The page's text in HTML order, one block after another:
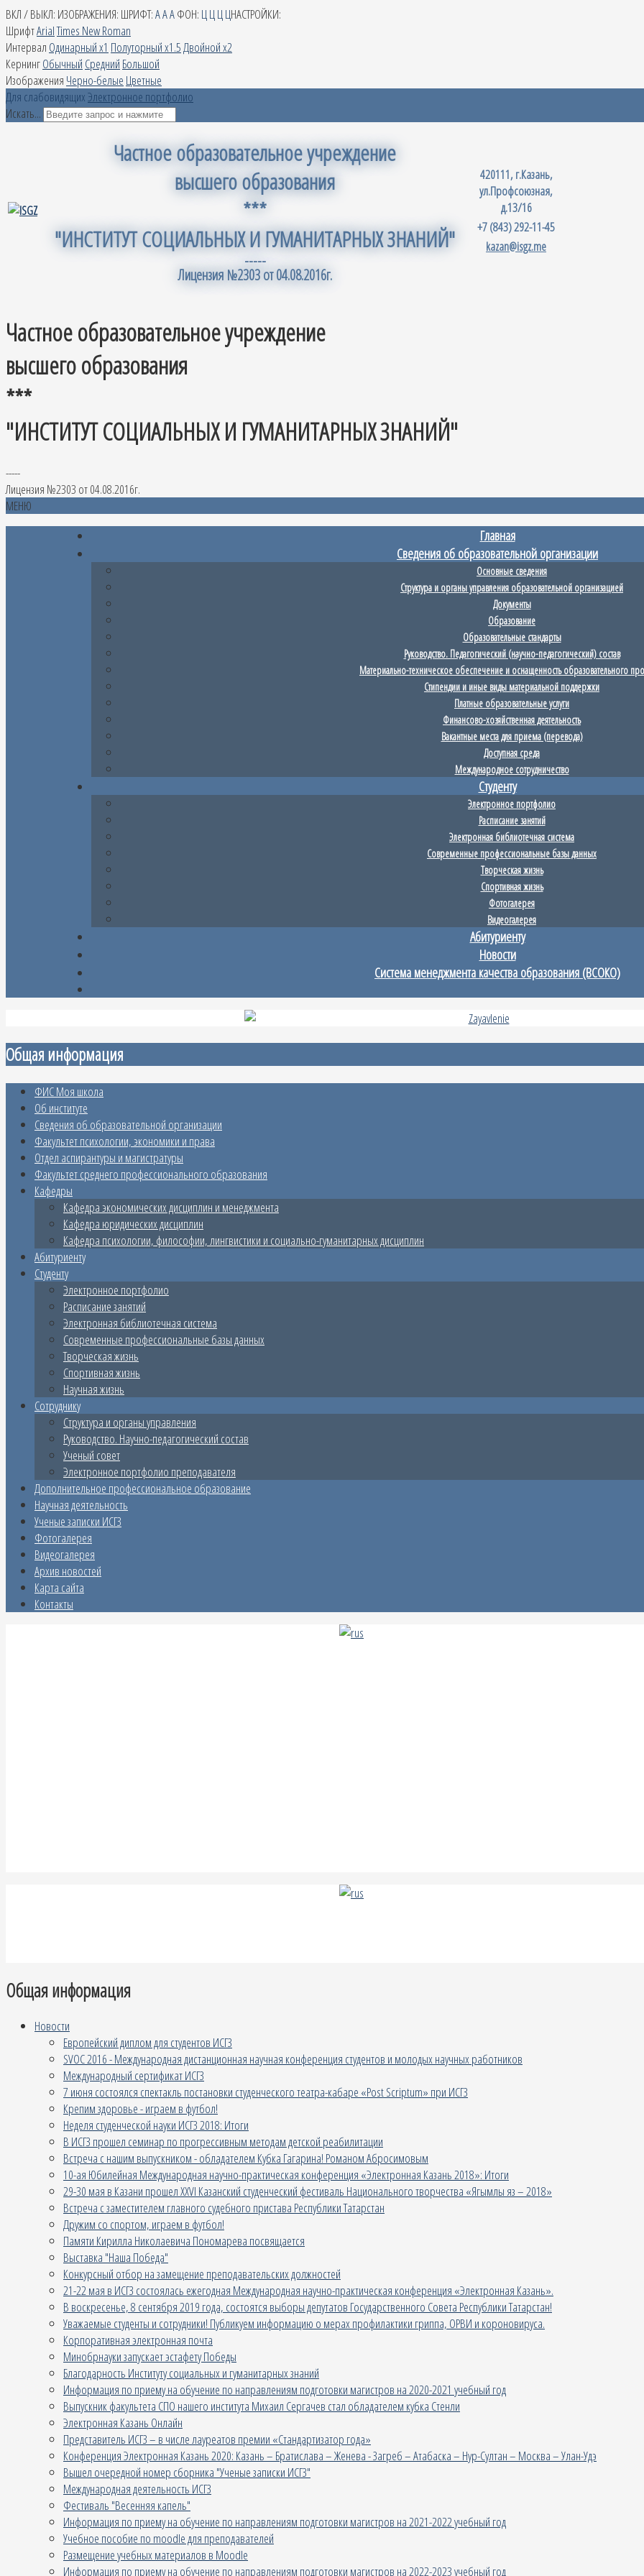
ВКЛ / ВЫКЛ: ИЗОБРАЖЕНИЯ: ШРИФТ:AAAФОН: ЦЦЦЦНАСТРОЙКИ:
ШрифтArialTimes New Roman
Интервал Одинарный х1 Полуторный х1.5Двойной х2
КернингОбычный Средний Большой
Изображения Черно-белые Цветные
Для слабовидящихЭлектронное портфолио
Искать...
Частное образовательное учреждение
высшего образования
***
"ИНСТИТУТ СОЦИАЛЬНЫХ И ГУМАНИТАРНЫХ ЗНАНИЙ"
-----
Лицензия №2303 от 04.08.2016г.
420111, г.Казань,
ул.Профсоюзная,
д.13/16
+7 (843) 292-11-45
kazan@isgz.me
Частное образовательное учреждение
высшего образования
***
"ИНСТИТУТ СОЦИАЛЬНЫХ И ГУМАНИТАРНЫХ ЗНАНИЙ"
-----
Лицензия №2303 от 04.08.2016г.
МЕНЮ
Главная
Сведения об образовательной организации
Основные сведения
Структура и органы управления образовательной организацией
Документы
Образование
Образовательные стандарты
Руководство. Педагогический (научно-педагогический) состав
Материально-техническое обеспечение и оснащенность образовательного
Стипендии и иные виды материальной поддержки
Платные образовательные услуги
Финансово-хозяйственная деятельность
Вакантные места для приема (перевода)
Доступная среда
Международное сотрудничество
Студенту
Электронное портфолио
Расписание занятий
Электронная библиотечная система
Современные профессиональные базы данных
Творческая жизнь
Спортивная жизнь
Фотогалерея
Видеогалерея
Абитуриенту
Новости
Система менеджмента качества образования (ВСОКО)
Общая информация
ФИС Моя школа
Об институте
Сведения об образовательной организации
Факультет психологии, экономики и права
Отдел аспирантуры и магистратуры
Факультет среднего профессионального образования
Кафедры
Кафедра экономических дисциплин и менеджмента
Кафедра юридических дисциплин
Кафедра психологии, философии, лингвистики и социально-гуманитарных дисциплин
Абитуриенту
Студенту
Электронное портфолио
Расписание занятий
Электронная библиотечная система
Современные профессиональные базы данных
Творческая жизнь
Спортивная жизнь
Научная жизнь
Сотруднику
Структура и органы управления
Руководство. Научно-педагогический состав
Ученый совет
Электронное портфолио преподавателя
Дополнительное профессиональное образование
Научная деятельность
Ученые записки ИСГЗ
Фотогалерея
Видеогалерея
Архив новостей
Карта сайта
Контакты
Общая информация
Новости
Европейский диплом для студентов ИСГЗ
SVOC 2016 - Международная дистанционная научная конференция студентов и молодых научных работников
Международный сертификат ИСГЗ
7 июня состоялся спектакль постановки студенческого театра-кабаре «Post Scriptum» при ИСГЗ
Крепим здоровье - играем в футбол!
Неделя студенческой науки ИСГЗ 2018: Итоги
В ИСГЗ прошел семинар по прогрессивным методам детской реабилитации
Встреча с нашим выпускником - обладателем Кубка Гагарина! Романом Абросимовым
10-ая Юбилейная Международная научно-практическая конференция «Электронная Казань 2018»: Итоги
29-30 мая в Казани прошел XXVI Казанский студенческий фестиваль Национального творчества «Ягымлы яз – 2018»
Встреча с заместителем главного судебного пристава Республики Татарстан
Дружим со спортом, играем в футбол!
Памяти Кирилла Николаевича Пономарева посвящается
Выставка "Наша Победа"
Конкурсный отбор на замещение преподавательских должностей
21-22 мая в ИСГЗ состоялась ежегодная Международная научно-практическая конференция «Электронная Казань».
В воскресенье, 8 сентября 2019 года, состоятся выборы депутатов Государственного Совета Республики Татарстан!
Уважаемые студенты и сотрудники! Публикуем информацию о мерах профилактики гриппа, ОРВИ и короновируса.
Корпоративная электронная почта
Минобрнауки запускает эстафету Победы
Благодарность Институту социальных и гуманитарных знаний
Информация по приему на обучение по направлениям подготовки магистров на 2020-2021 учебный год
Выпускник факультета СПО нашего института Михаил Сергачев стал обладателем кубка Стенли
Электронная Казань Онлайн
Представитель ИСГЗ – в числе лауреатов премии «Стандартизатор года»
Конференция Электронная Казань 2020: Казань – Братислава – Женева - Загреб – Атабаска – Нур-Султан – Москва – Улан-Удэ
Вышел очередной номер сборника "Ученые записки ИСГЗ"
Международная деятельность ИСГЗ
Фестиваль "Весенняя капель"
Информация по приему на обучение по направлениям подготовки магистров на 2021-2022 учебный год
Учебное пособие по moodle для преподавателей
Размещение учебных материалов в Moodle
Информация по приему на обучение по направлениям подготовки магистров на 2022-2023 учебный год